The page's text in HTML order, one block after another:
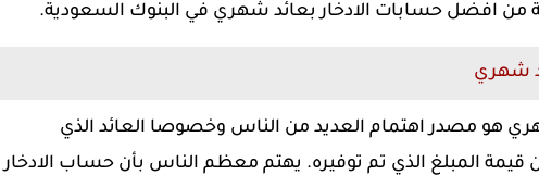
افضل حسابات الادخار بعائد شهري في البنوك السعودية.
شهري
هو مصدر اهتمام العديد من الناس وخصوصا العائد الذي
قيمة المبلغ الذي تم توفيره. يهتم معظم الناس بأن حساب الادخار